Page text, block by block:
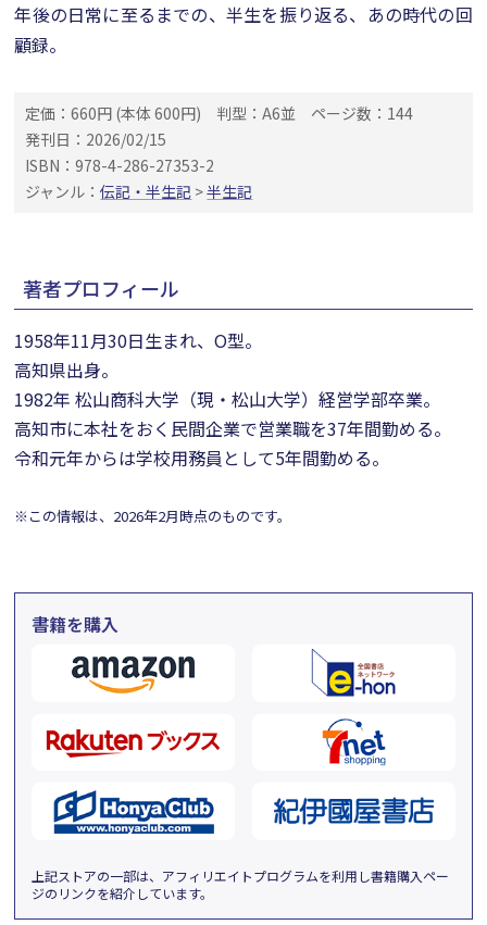
年後の日常に至るまでの、半生を振り返る、あの時代の回
顧録。
定価：660円 (本体 600円) 判型：A6並
ページ数：144
発刊日：2026/02/15
ISBN：978-4-286-27353-2
ジャンル：伝記・半生記 >半生記
著者プロフィール
1958年11月30日生まれ、O型。
高知県出身。
1982年 松山商科大学（現・松山大学）経営学部卒業。
高知市に本社をおく民間企業で営業職を37年間勤める。
令和元年からは学校用務員として5年間勤める。
※この情報は、2026年2月時点のものです。
書籍を購入
上記ストアの一部は、アフィリエイトプログラムを利用し書籍購入ペー
ジのリンクを紹介しています。